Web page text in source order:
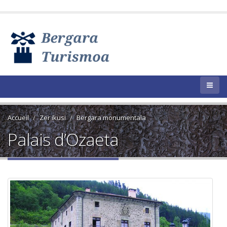
Accueil Zer ikusi Bergara monumentala
Palais d’Ozaeta